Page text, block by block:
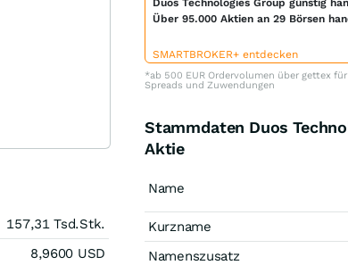
157,31 Tsd.Stk.
8,9600 USD
Über 95.000 Aktien an 29 Börsen
SMARTBROKER+ entdecken
*ab 500 EUR Ordervolumen über gettex
Spreads und Zuwendungen
Stammdaten Duos
Aktie
Name
Kurzname
Namenszusatz